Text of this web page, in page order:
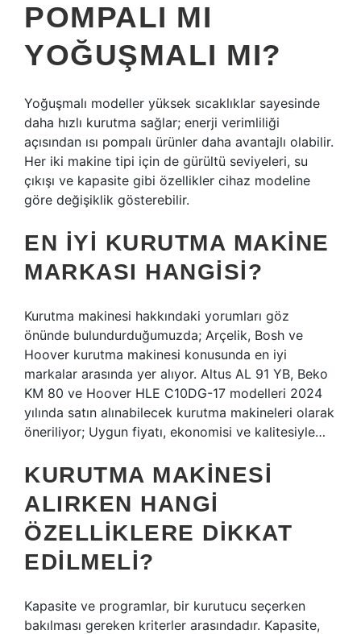
POMPALI MI
YOĞUŞMALI MI?
Yoğuşmalı modeller yüksek sıcaklıklar sayesinde
daha hızlı kurutma sağlar; enerji verimliliği
açısından ısı pompalı ürünler daha avantajlı olabilir.
Her iki makine tipi için de gürültü seviyeleri, su
çıkışı ve kapasite gibi özellikler cihaz modeline
göre değişiklik gösterebilir.
EN IYI KURUTMA MAKINE
MARKASI HANGISI?
Kurutma makinesi hakkındaki yorumları göz
önünde bulundurduğumuzda; Arçelik, Bosh ve
Hoover kurutma makinesi konusunda en iyi
markalar arasında yer alıyor. Altus AL 91 YB, Beko
KM 80 ve Hoover HLE C10DG-17 modelleri 2024
yılında satın alınabilecek kurutma makineleri olarak
öneriliyor; Uygun fiyatı, ekonomisi ve kalitesiyle…
KURUTMA MAKINESI
ALIRKEN HANGI
ÖZELLIKLERE DIKKAT
EDILMELI?
Kapasite ve programlar, bir kurutucu seçerken
bakılması gereken kriterler arasındadır. Kapasite,